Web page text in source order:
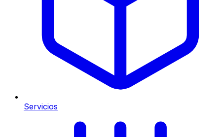
Servicios